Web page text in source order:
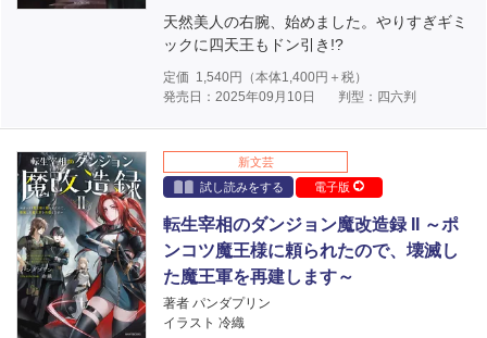
天然美人の右腕、始めました。やりすぎギミ
ックに四天王もドン引き!?
定価 1,540円（本体1,400円＋税）
発売日：2025年09月10日
判型：四六判
新文芸
試し読みをする
電子版
転生宰相のダンジョン魔改造録 II ～ポ
ンコツ魔王様に頼られたので、壊滅し
た魔王軍を再建します～
著者 パンダプリン
イラスト 冷織